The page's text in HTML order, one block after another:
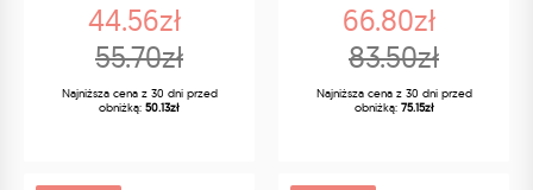
44.56zł
55.70zł
Najniższa cena z 30 dni przed
obniżką: 50.13zł
66.80zł
83.50zł
Najniższa cena z 30 dni przed
obniżką: 75.15zł